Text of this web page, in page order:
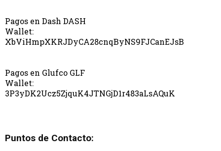
Pagos en Dash DASH
Wallet:
XbViHmpXKRJDyCA28cnqByNS9FJCanEJsB
Pagos en Glufco GLF
Wallet:
3P3yDK2Ucz5ZjquK4JTNGjD1r483aLsAQuK
Puntos de Contacto: